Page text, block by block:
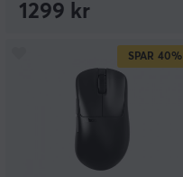
1299 kr
SPAR 40%